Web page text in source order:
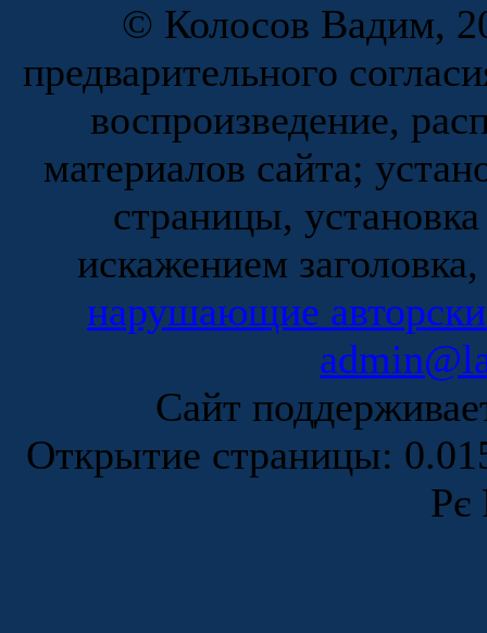
© Колосов Вадим,
предварительного
воспроизведение,
материалов сайта;
страницы,
искажением
нарушающие
Сайт
Открытие страницы:
Рє